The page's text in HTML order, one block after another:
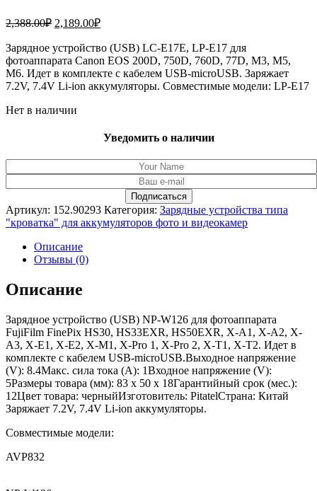
2,388.00₽ Первоначальная
составляла
2,388.00₽.
2,189.00₽Текущая
2,189.00₽.
Зарядное устройство (USB) LC-E17E, LP-E17 для
фотоаппарата Canon EOS 200D, 750D, 760D, 77D, M3, M5,
M6. Идет в комплекте с кабелем USB-microUSB. Заряжает
7.2V, 7.4V Li-ion аккумуляторы. Совместимые модели: LP-E17
Нет в наличии
Уведомить о наличии
Артикул: 152.90293 Категория: Зарядные устройства типа
"кроватка" для аккумуляторов фото и видеокамер
Описание
Отзывы (0)
Описание
Зарядное устройство (USB) NP-W126 для фотоаппарата
FujiFilm FinePix HS30, HS33EXR, HS50EXR, X-A1, X-A2, X-
A3, X-E1, X-E2, X-M1, X-Pro 1, X-Pro 2, X-T1, X-T2. Идет в
комплекте с кабелем USB-microUSB.Выходное напряжение
(V): 8.4Макс. сила тока (A): 1Входное напряжение (V):
5Размеры товара (мм): 83 x 50 x 18Гарантийный срок (мес.):
12Цвет товара: черныйИзготовитель: PitatelСтрана: Китай
Заряжает 7.2V, 7.4V Li-ion аккумуляторы.
Совместимые модели:
AVP832